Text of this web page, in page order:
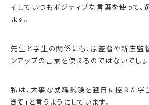
そしていつもポジティブな言葉を使って、
ます。
先生と学生の関係にも、原監督や新庄監
ンアップの言葉を使えるのではないでしょ
私は、大事な就職試験を翌日に控えた学
きて 」と言うようにしています。